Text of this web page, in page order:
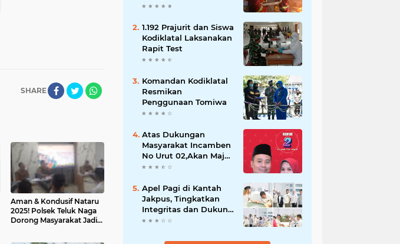
SHARE
Aman & Kondusif Nataru
2025! Polsek Teluk Naga
Dorong Masyarakat Jadi
1.192 Prajurit dan Siswa
Kodiklatal Laksanakan
Rapit Test
Komandan Kodiklatal
Resmikan
Penggunaan Tomiwa
Atas Dukungan
Masyarakat Incamben
No Urut 02,Akan Maju
Untuk Memajukan
Apel Pagi di Kantah
Jakpus, Tingkatkan
Integritas dan Dukung
WBK